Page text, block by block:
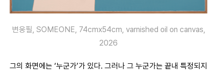
변웅필, SOMEONE, 74cmx54cm, varnished oil on canvas,
2026
그의 화면에는 ‘누군가’가 있다. 그러나 그 누군가는 끝내 특정되지